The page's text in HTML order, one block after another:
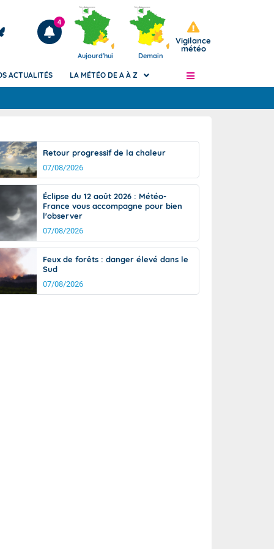
Articles
4
Aujourd'hui Demain
Vigilance
météo
de
Phénomènes dangereux de J+2 à J+7
Avertissement pluies intenses à l'échelle
des communes (Apic)
Bulletins Marine
Bulletins d'estimation du risque
d'avalanche
Météo des forêts
Vigicrues
ACTUALITÉS LA MÉTÉO DE A À Z
Retour progressif de la chaleur
07/08/2026
Éclipse du 12 août 2026 : Météo-
France vous accompagne pour bien
l'observer
07/08/2026
Feux de forêts : danger élevé dans le
Sud
07/08/2026